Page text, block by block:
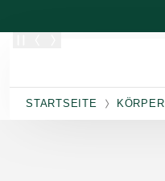
STARTSEITE KÖRPER